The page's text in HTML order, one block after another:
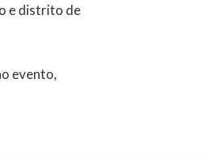
e distrito de
evento,